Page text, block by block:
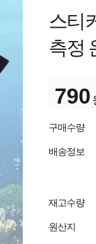
스티
측정
790
구매수량
배송정보
재고수량
원산지